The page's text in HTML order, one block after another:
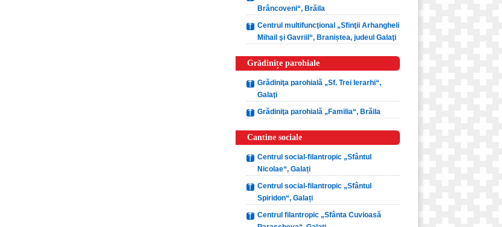
Brâncoveni“, Brăila
Centrul multifuncţional „Sfinţii Arhangheli
Mihail şi Gavriil“, Braniștea, judeul Galaţi
Grădinițe parohiale
Grădiniţa parohială „Sf. Trei Ierarhi“,
Galaţi
Grădiniţa parohială „Familia“, Brăila
Cantine sociale
Centrul social-filantropic „Sfântul
Nicolae“, Galați
Centrul social-filantropic „Sfântul
Spiridon“, Galați
Centrul filantropic „Sfânta Cuvioasă